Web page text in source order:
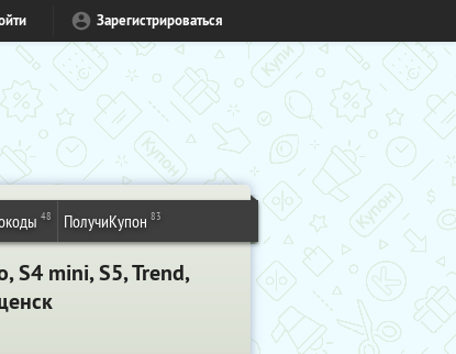
Зарегистрироваться
48 ПолучиКупон 83
S4 mini, S5, Trend,